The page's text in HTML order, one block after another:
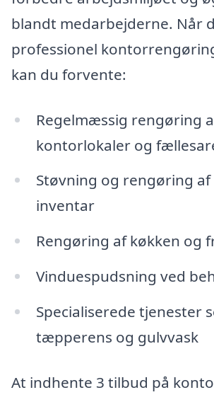
blandt medarbejderne. Når
professionel
kan du forvente:
Regelmæssig rengøring
kontorlokaler og
Støvning og rengøring
inventar
Rengøring af køkken og
Vinduespudsning ved
Specialiserede tjenester
tæpperens og gulvvask
At indhente 3 tilbud på